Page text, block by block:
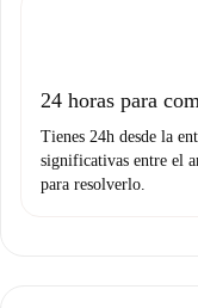
Prueba
no nos
24 horas para
Tienes 24h desde la
significativas entre el
para resolverlo.